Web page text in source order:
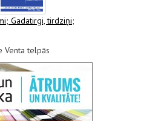
Gadatirgi, tirdziņi;
Venta telpās